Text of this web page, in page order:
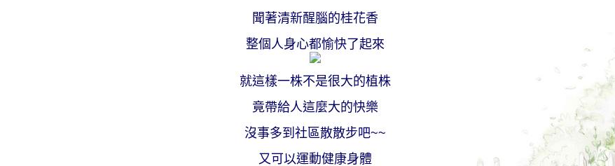
聞著清新醒腦的桂花香
整個人身心都愉快了起來
就這樣一株不是很大的植株
竟帶給人這麼大的快樂
沒事多到社區散散步吧~~
又可以運動健康身體